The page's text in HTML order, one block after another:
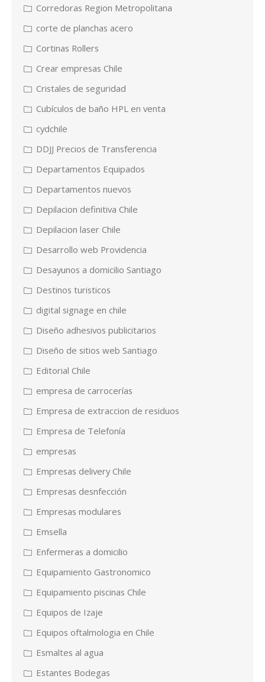
Corredoras Region Metropolitana
corte de planchas acero
Cortinas Rollers
Crear empresas Chile
Cristales de seguridad
Cubículos de baño HPL en venta
cydchile
DDJJ Precios de Transferencia
Departamentos Equipados
Departamentos nuevos
Depilacion definitiva Chile
Depilacion laser Chile
Desarrollo web Providencia
Desayunos a domicilio Santiago
Destinos turisticos
digital signage en chile
Diseño adhesivos publicitarios
Diseño de sitios web Santiago
Editorial Chile
empresa de carrocerías
Empresa de extraccion de residuos
Empresa de Telefonía
empresas
Empresas delivery Chile
Empresas desnfección
Empresas modulares
Emsella
Enfermeras a domicilio
Equipamiento Gastronomico
Equipamiento piscinas Chile
Equipos de Izaje
Equipos oftalmologia en Chile
Esmaltes al agua
Estantes Bodegas